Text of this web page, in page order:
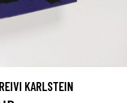
KARLSTEIN